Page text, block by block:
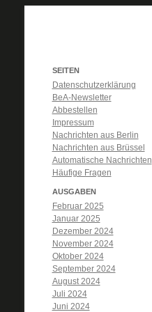
SEITEN
Datenschutzerklärung
BeA-Newsletter
Abbestellen
Impressum
Nachrichten aus Berlin
Nachrichten aus Brüssel
Automatische Nachrichten
Häufige Fragen
AUSGABEN
Februar 2025
Januar 2025
Dezember 2024
November 2024
Oktober 2024
September 2024
August 2024
Juli 2024
Juni 2024